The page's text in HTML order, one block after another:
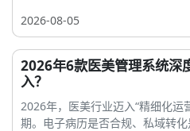
2026-08-05
2026年6款医美管理系统深
入？
2026年，医美行业迈入“精细化运
期。电子病历是否合规、私域转